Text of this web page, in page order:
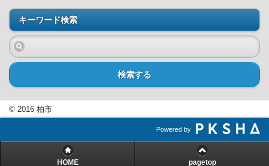
キーワード検索
検索する
© 2016 柏市
Powered by
HOME pagetop